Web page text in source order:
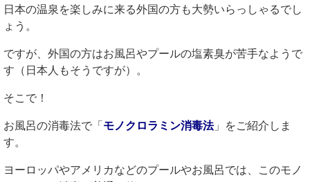
日本の温泉を楽しみに来る外国の方も大勢いらっしゃるでし
ょう。
ですが、外国の方はお風呂やプールの塩素臭が苦手なようで
す（日本人もそうですが）。
そこで！
お風呂の消毒法で「モノクロラミン消毒法」 をご紹介しま
す。
ヨーロッパやアメリカなどのプールやお風呂では、このモノ